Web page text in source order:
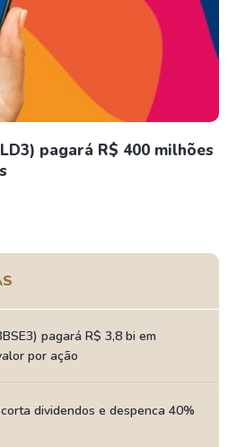
pagará R$ 400 milhões
pagará R$ 3,8 bi em
por ação
dividendos e despenca 40%